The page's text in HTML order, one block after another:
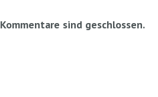
Kommentare sind geschlossen.